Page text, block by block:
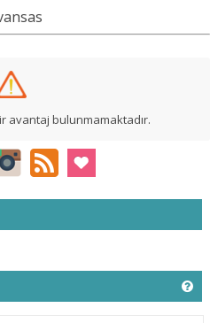
avantaj bulunmamaktadır.